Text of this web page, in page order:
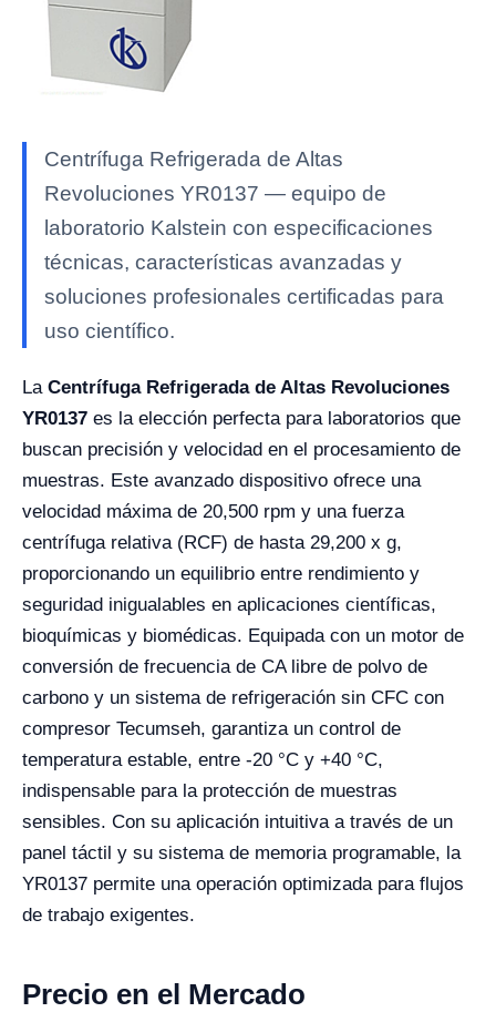
Centrífuga Refrigerada de Altas
Revoluciones YR0137 — equipo de
laboratorio Kalstein con especificaciones
técnicas, características avanzadas y
soluciones profesionales certificadas para
uso científico.
La Centrífuga Refrigerada de Altas Revoluciones
YR0137 es la elección perfecta para laboratorios que
buscan precisión y velocidad en el procesamiento de
muestras. Este avanzado dispositivo ofrece una
velocidad máxima de 20,500 rpm y una fuerza
centrífuga relativa (RCF) de hasta 29,200 x g,
proporcionando un equilibrio entre rendimiento y
seguridad inigualables en aplicaciones científicas,
bioquímicas y biomédicas. Equipada con un motor de
conversión de frecuencia de CA libre de polvo de
carbono y un sistema de refrigeración sin CFC con
compresor Tecumseh, garantiza un control de
temperatura estable, entre -20 °C y +40 °C,
indispensable para la protección de muestras
sensibles. Con su aplicación intuitiva a través de un
panel táctil y su sistema de memoria programable, la
YR0137 permite una operación optimizada para flujos
de trabajo exigentes.
Precio en el Mercado